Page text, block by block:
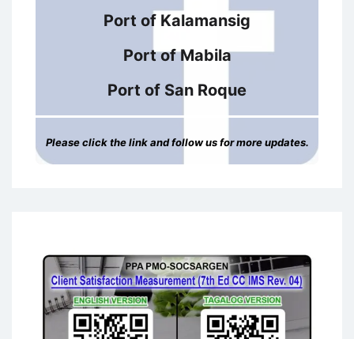
Port of Kalamansig
Port of Mabila
Port of San Roque
Please click the link and follow us for more updates.